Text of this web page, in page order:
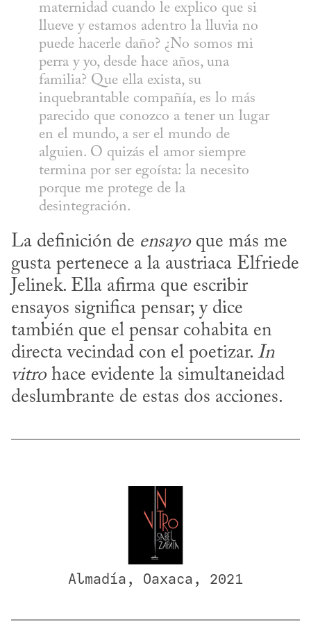
maternidad cuando le explico que si
llueve y estamos adentro la lluvia no
puede hacerle daño? ¿No somos mi
perra y yo, desde hace años, una
familia? Que ella exista, su
inquebrantable compañía, es lo más
parecido que conozco a tener un lugar
en el mundo, a ser el mundo de
alguien. O quizás el amor siempre
termina por ser egoísta: la necesito
porque me protege de la
desintegración.
La definición de ensayo que más me
gusta pertenece a la austriaca Elfriede
Jelinek. Ella afirma que escribir
ensayos significa pensar; y dice
también que el pensar cohabita en
directa vecindad con el poetizar. In
vitro hace evidente la simultaneidad
deslumbrante de estas dos acciones.
Almadía, Oaxaca, 2021